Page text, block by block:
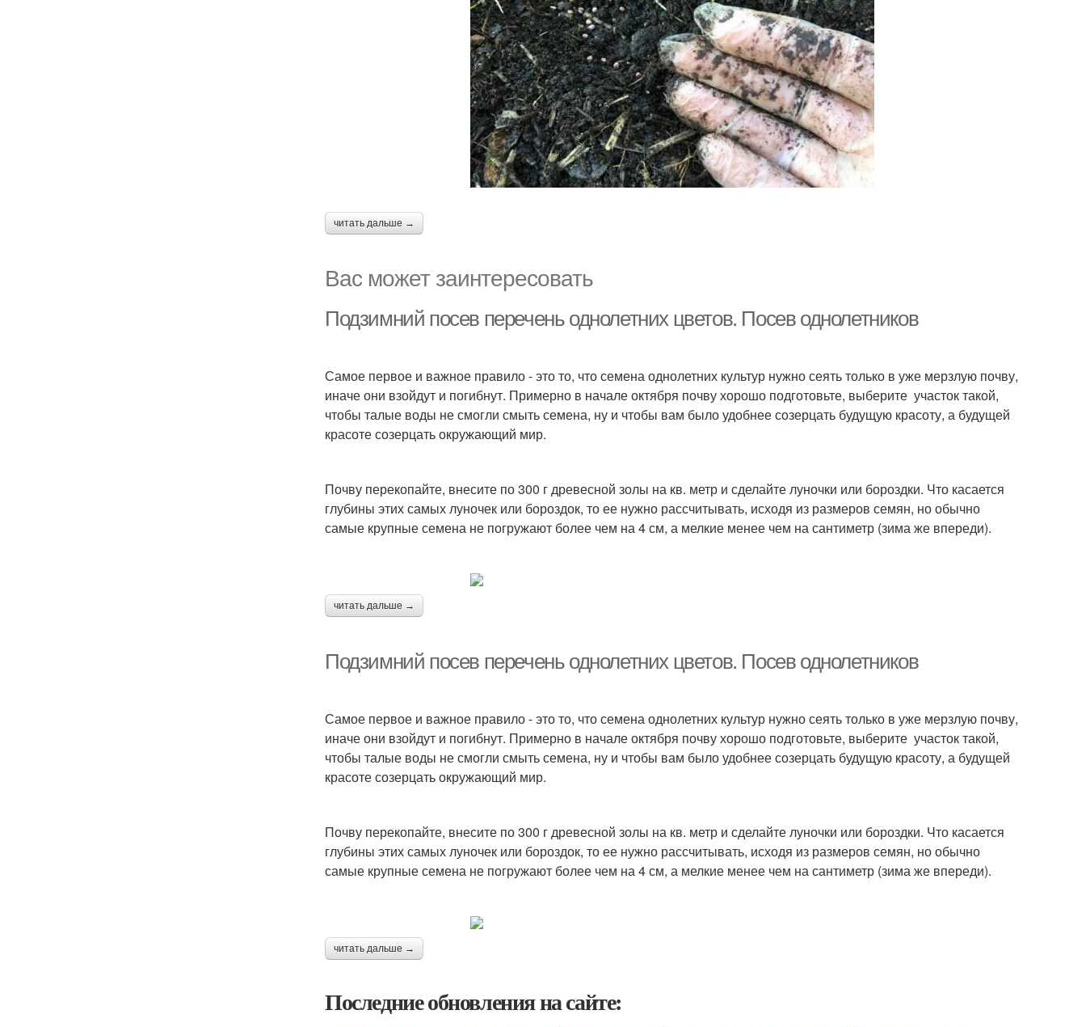
читать дальше →
Вас может заинтересовать
Подзимний посев перечень однолетних цветов. Посев однолетников
Самое первое и важное правило - это то, что семена однолетних культур нужно сеять только в уже мерзлую почву,
иначе они взойдут и погибнут. Примерно в начале октября почву хорошо подготовьте, выберите участок такой,
чтобы талые воды не смогли смыть семена, ну и чтобы вам было удобнее созерцать будущую красоту, а будущей
красоте созерцать окружающий мир.
Почву перекопайте, внесите по 300 г древесной золы на кв. метр и сделайте луночки или бороздки. Что касается
глубины этих самых луночек или бороздок, то ее нужно рассчитывать, исходя из размеров семян, но обычно
самые крупные семена не погружают более чем на 4 см, а мелкие менее чем на сантиметр (зима же впереди).
читать дальше →
Подзимний посев перечень однолетних цветов. Посев однолетников
Самое первое и важное правило - это то, что семена однолетних культур нужно сеять только в уже мерзлую почву,
иначе они взойдут и погибнут. Примерно в начале октября почву хорошо подготовьте, выберите участок такой,
чтобы талые воды не смогли смыть семена, ну и чтобы вам было удобнее созерцать будущую красоту, а будущей
красоте созерцать окружающий мир.
Почву перекопайте, внесите по 300 г древесной золы на кв. метр и сделайте луночки или бороздки. Что касается
глубины этих самых луночек или бороздок, то ее нужно рассчитывать, исходя из размеров семян, но обычно
самые крупные семена не погружают более чем на 4 см, а мелкие менее чем на сантиметр (зима же впереди).
читать дальше →
Последние обновления на сайте: